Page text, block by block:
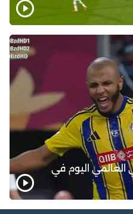
العالمي اليوم في